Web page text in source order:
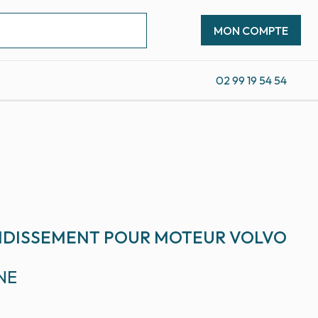
MON COMPTE
02 99 19 54 54
POUR MOTEUR VOLVO